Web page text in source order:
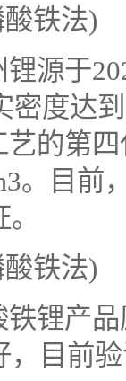
铁法)
源于
密度达
的第
。目前
铁法)
锂产
目前